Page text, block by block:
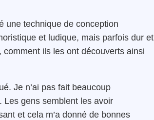
une technique de conception
et ludique, mais parfois dur et
ils les ont découverts ainsi
Je n’ai pas fait beaucoup
Les gens semblent les avoir
et cela m’a donné de bonnes